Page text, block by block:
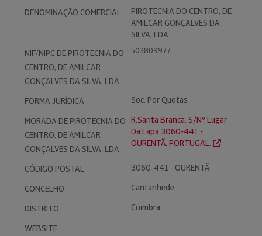
DENOMINAÇÃO COMERCIAL
PIROTECNIA DO CENTRO, DE
AMILCAR GONÇALVES DA
SILVA, LDA.
NIF/NIPC DE PIROTECNIA DO
CENTRO, DE AMILCAR
GONÇALVES DA SILVA, LDA.
503809977
FORMA JURÍDICA
Soc. Por Quotas
MORADA DE PIROTECNIA DO
CENTRO, DE AMILCAR
GONÇALVES DA SILVA, LDA.
R.Santa Branca, S/Nº,Lugar
Da Lapa 3060-441 -
OURENTÃ. PORTUGAL.
CÓDIGO POSTAL
3060-441 - OURENTÃ
CONCELHO
Cantanhede
DISTRITO
Coimbra
WEBSITE